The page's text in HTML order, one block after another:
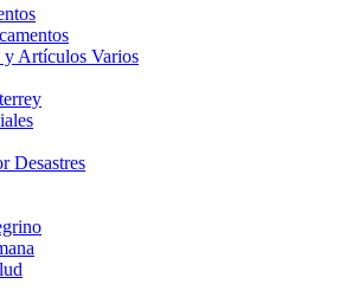
y Artículos Varios
Desastres